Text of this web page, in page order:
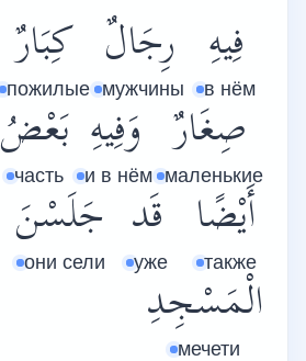
فِيهِ
в нём
رِجَالٌ
мужчины
كِبَارٌ
пожилые
صِغَارٌ
маленькие
وَفِيهِ
и в нём
بَعْضُ
часть
أَيْضًا
также
قَد
уже
جَلَسْنَ
они сели
الْمَسْجِدِ
мечети